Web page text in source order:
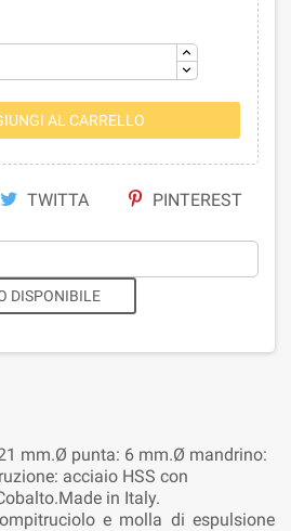
AL CARRELLO
TWITTA PINTEREST
DISPONIBILE
mm.Ø punta: 6 mm.Ø mandrino:
acciaio HSS con
in Italy.
e molla di espulsione